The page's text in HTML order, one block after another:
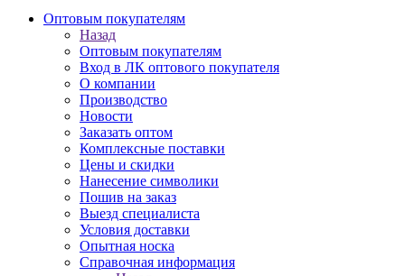
Оптовым покупателям
Назад
Оптовым покупателям
Вход в ЛК оптового покупателя
О компании
Производство
Новости
Заказать оптом
Комплексные поставки
Цены и скидки
Нанесение символики
Пошив на заказ
Выезд специалиста
Условия доставки
Опытная носка
Справочная информация